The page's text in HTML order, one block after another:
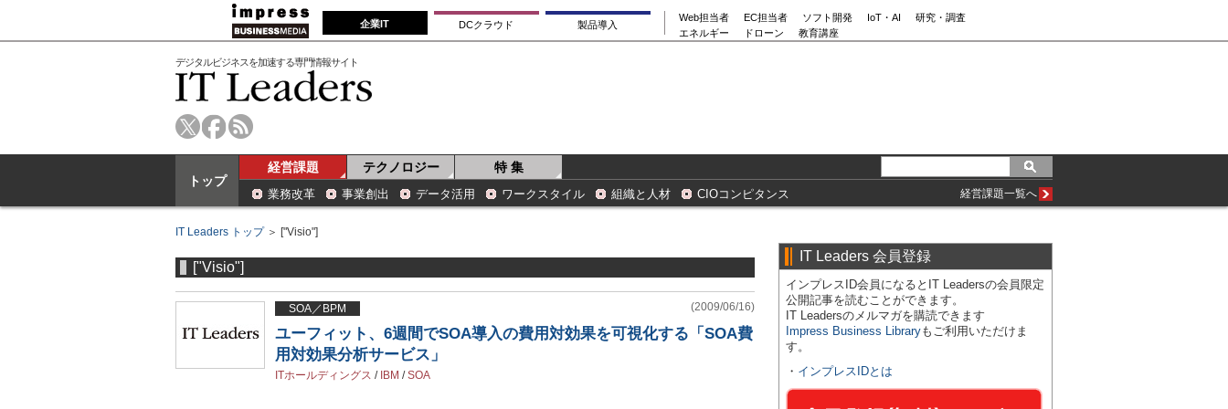
企業IT DCクラウド 製品導入
Web担当者 EC担当者 ソフト開発 IoT・AI
研究・調査
エネルギー
ドローン 教育講座
デジタルビジネスを加速する専門情報サイト
トップ
経営課題 テクノロジー 特 集
業務改革 事業創出 データ活用 ワークスタイル 組織と人材 CIOコンピタンス 経営課題一覧へ
IT Leaders トップ＞ ["Visio"]
["Visio"]
SOA／BPM (2009/06/16)
ユーフィット、6週間でSOA導入の費用対効果を可視化する「SOA費
用対効果分析サービス」
ITホールディングス / IBM /SOA
IT Leaders 会員登録
インプレスID会員になるとIT Leadersの会員限定
公開記事を読むことができます。
IT Leadersのメルマガを購読できます
Impress Business Libraryもご利用いただけま
す。
・ インプレスIDとは